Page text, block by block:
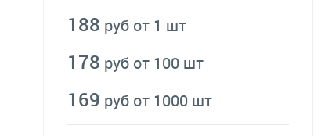
188 руб от 1 шт
178 руб от 100 шт
169 руб от 1000 шт